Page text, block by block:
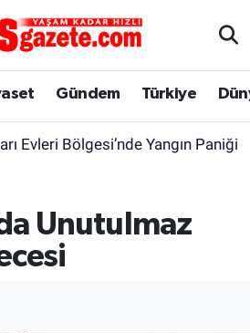
Gündem Türkiye
Evleri Bölgesi’nde Yangın Paniği
Unutulmaz
Eczaneler
Durumu ve Fikstür